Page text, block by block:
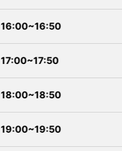
16:00~16:50
17:00~17:50
18:00~18:50
19:00~19:50